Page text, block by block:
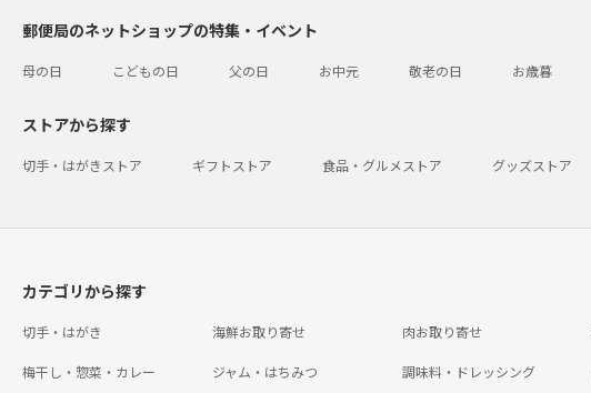
郵便局のネットショップの特集・イベント
母の日 こどもの日 父の日 お中元 敬老の日 お歳暮
ストアから探す
切手・はがきストア ギフトストア 食品・グルメストア グッズストア
カテゴリから探す
切手・はがき 海鮮お取り寄せ 肉お取り寄せ
梅干し・惣菜・カレー ジャム・はちみつ 調味料・ドレッシング